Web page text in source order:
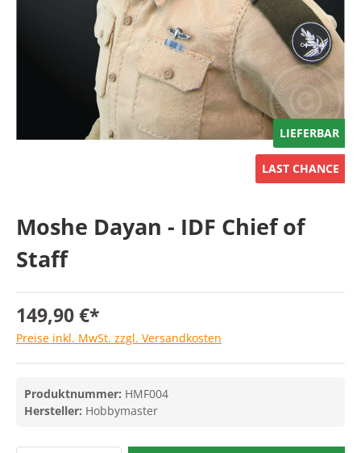
LIEFERBAR
LAST CHANCE
Moshe Dayan - IDF Chief of
Staff
149,90 €*
Preise inkl. MwSt. zzgl. Versandkosten
Produktnummer: HMF004
Hersteller: Hobbymaster